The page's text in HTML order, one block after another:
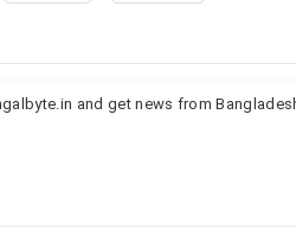
and get news from